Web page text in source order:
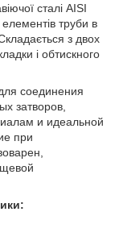
сталі AISI
труби в
з двох
і обтискного
соединения
затворов,
и идеальной
при